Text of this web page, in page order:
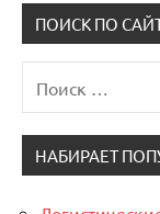
ПОИСК ПО
для:
НАБИРАЕТ